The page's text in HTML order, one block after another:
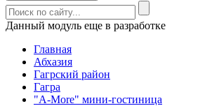
Данный модуль еще в разработке
Главная
Абхазия
Гагрский район
Гагра
"A-More" мини-гостиница